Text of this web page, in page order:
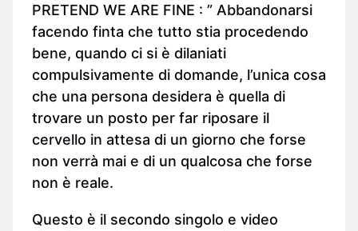
PRETEND WE ARE FINE : ” Abbandonarsi
facendo finta che tutto stia procedendo
bene, quando ci si è dilaniati
compulsivamente di domande, l’unica cosa
che una persona desidera è quella di
trovare un posto per far riposare il
cervello in attesa di un giorno che forse
non verrà mai e di un qualcosa che forse
non è reale.
Questo è il secondo singolo e video